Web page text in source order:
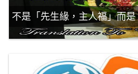
不是「先生緣，主人福」而